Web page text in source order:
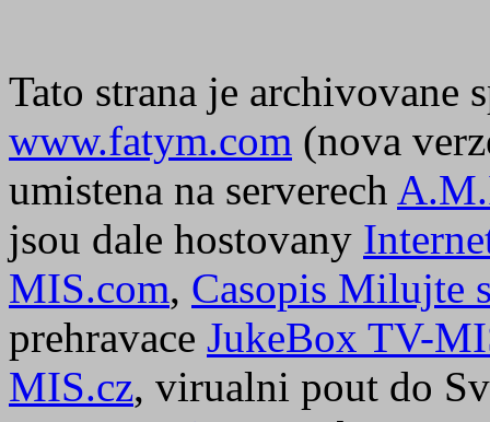
Tato strana je archivovane
www.fatym.com (nova
umistena na serverech
jsou dale hostovany
MIS.com, Casopis Milujte
prehravace JukeBox TV-
MIS.cz, virualni pout do